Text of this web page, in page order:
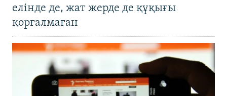
елінде де, жат жерде де құқығы
қорғалмаған